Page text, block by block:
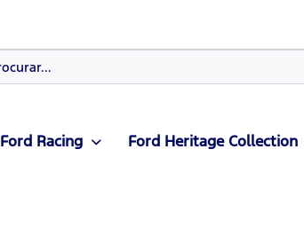
Ford Racing Ford Heritage Collection